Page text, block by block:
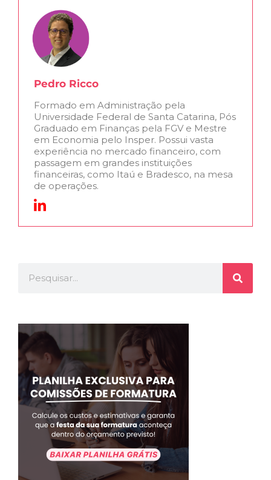
Pedro Ricco
Formado em Administração pela
Universidade Federal de Santa Catarina, Pós
Graduado em Finanças pela FGV e Mestre
em Economia pelo Insper. Possui vasta
experiência no mercado financeiro, com
passagem em grandes instituições
financeiras, como Itaú e Bradesco, na mesa
de operações.